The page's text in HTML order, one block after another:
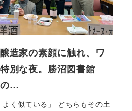
造家の素顔に触れ、ワ
別な夜。勝沼図書館
の…
よく似ている」 どちらもその土